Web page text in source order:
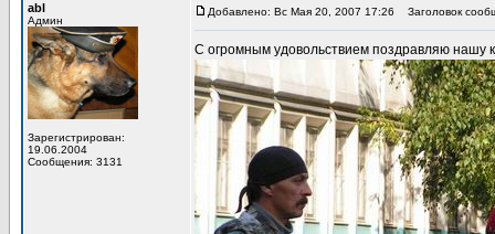
abl
Админ
Зарегистрирован:
19.06.2004
Сообщения: 3131
Добавлено: Вс Мая 20, 2007 17:26 Заголовок
С огромным удовольствием поздравляю